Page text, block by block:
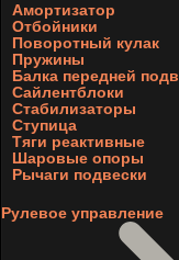
Амортизатор
Отбойники
Поворотный кулак
Пружины
Балка передней
Сайлентблоки
Стабилизаторы
Ступица
Тяги реактивные
Шаровые опоры
Рычаги подвески
Рулевое управление